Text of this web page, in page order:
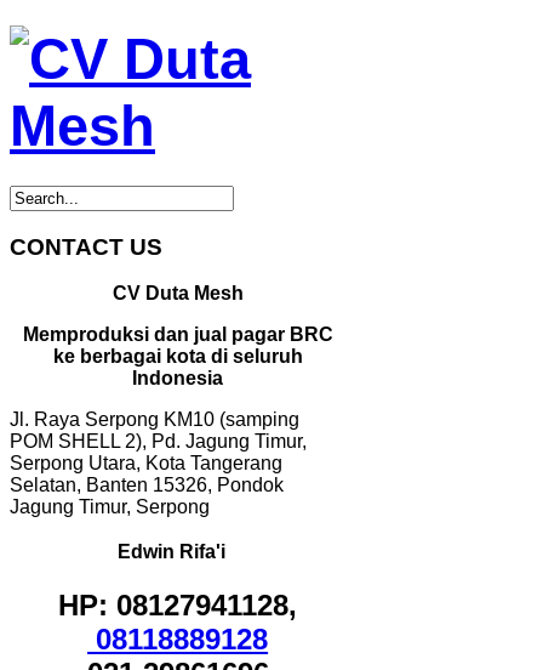
CONTACT US
CV Duta Mesh
Memproduksi dan jual pagar BRC
ke berbagai kota di seluruh
Indonesia
Jl. Raya Serpong KM10 (samping
POM SHELL 2), Pd. Jagung Timur,
Serpong Utara, Kota Tangerang
Selatan, Banten 15326, Pondok
Jagung Timur, Serpong
Edwin Rifa'i
HP: 08127941128,
08118889128